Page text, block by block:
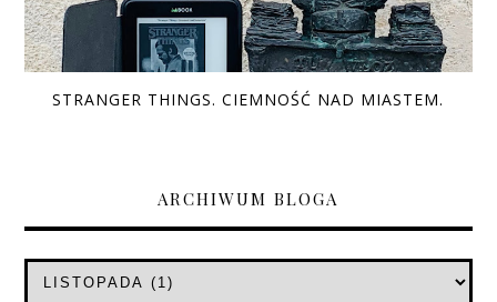
STRANGER THINGS. CIEMNOŚĆ NAD MIASTEM.
ARCHIWUM BLOGA